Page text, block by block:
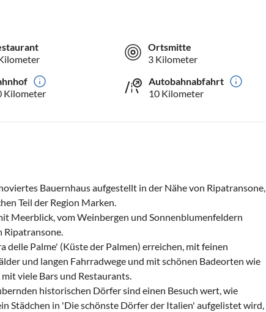
Ortsmitte
3 Kilometer
Kilometer
Autobahnabfahrt
10 Kilometer
Bauernhaus aufgestellt in der Nähe von Ripatransone,
Teil der Region Marken.
Meerblick, vom Weinbergen und Sonnenblumenfeldern
Ripatransone.
delle Palme' (Küste der Palmen) erreichen, mit feinen
und langen Fahrradwege und mit schönen Badeorten wie
viele Bars und Restaurants.
historischen Dörfer sind einen Besuch wert, wie
Städchen in 'Die schönste Dörfer der Italien' aufgelistet wird,